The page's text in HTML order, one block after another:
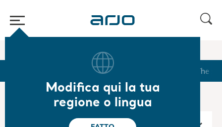
Modifica qui la tua
regione o lingua
Reports & Presentations The